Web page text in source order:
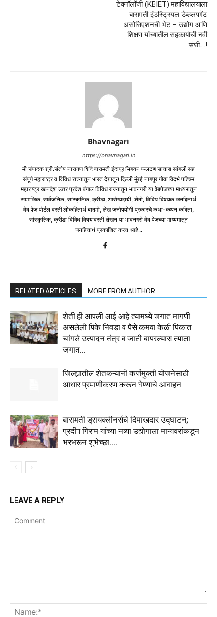
टेक्नॉलॉजी (KBIET) महाविद्यालयाला
बारामती इंडस्ट्रियल डेव्हलपमेंट
असोसिएशनची भेट – उद्योग आणि
शिक्षण यांच्यातील सहकार्याची नवी
संधी….!
Bhavnagari
https://bhavnagari.in
मी संपादक श्री.संतोष नारायण शिंदे बारामती इंदापूर भिगवन फलटण सातारा सांगली सह
संपूर्ण महाराष्ट्र व विविध राज्यातून भारत देशातून दिल्ली मुंबई नागपूर गोवा विदर्भ पश्चिम
महाराष्ट्र खानदेश उत्तर प्रदेश बंगाल विविध राज्यातून भावनगरी या वेबपेजच्या माध्यमातून
सामाजिक, सार्वजनिक, सांस्कृतिक, क्रीडा, आरोग्यदायी, शेती, विविध विषयक जनहितार्थ
वेब पेज पोर्टल वरती लोकहितार्थ बातमी, लेख जनोपयोगी प्रकारचे कथा-कथन कविता,
सांस्कृतिक, क्रीडा विविध विषयावरती लेखन या भावनगरी वेब पेजच्या माध्यमातून
जनहितार्थ प्रकाशित करत आहे...
RELATED ARTICLES MORE FROM AUTHOR
शेती ही आपली आई आहे त्यामध्ये जगात मागणी
असलेली पिके निवडा व पैसे कमवा केळी पिकात
चांगले उत्पादन तंत्र व जाती वापरल्यास त्याला
जगात...
जिल्ह्यातील शेतकऱ्यांनी कर्जमुक्ती योजनेसाठी
आधार प्रमाणीकरण करून घेण्याचे आवाहन
बारामती ड्रायक्लीनर्सचे दिमाखदार उद्घाटन;
प्रदीप गिराम यांच्या नव्या उद्योगाला मान्यवरांकडून
भरभरून शुभेच्छा….
LEAVE A REPLY